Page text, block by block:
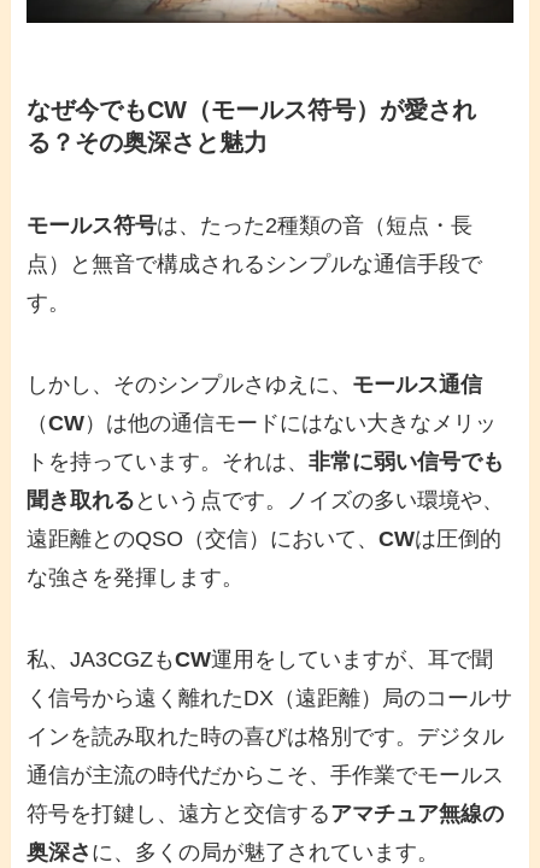
なぜ今でもCW （モールス符号）が愛され
る？その奥深さと魅力
モールス符号は、たった2種類の音（短点・長
点）と無音で構成されるシンプルな通信手段で
す。
しかし、そのシンプルさゆえに、 モールス通信
（CW）は他の通信モードにはない大きなメリッ
トを持っています。それは、非常に弱い信号でも
聞き取れる という点です。ノイズの多い環境や、
遠距離とのQSO（交信）において、CWは圧倒的
な強さを発揮します。
私、JA3CGZもCW運用をしていますが、耳で聞
く信号から遠く離れたDX（遠距離）局のコールサ
インを読み取れた時の喜びは格別です。デジタル
通信が主流の時代だからこそ、手作業でモールス
符号を打鍵し、遠方と交信するアマチュア無線の
奥深さ に、多くの局が魅了されています。